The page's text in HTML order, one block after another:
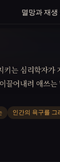
멸망과 재생
는 심리학자가
끌어내려 애쓰
인간의 욕구를 그